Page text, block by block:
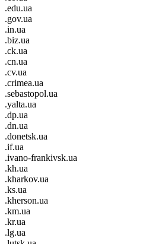
.edu.ua
.gov.ua
.in.ua
.biz.ua
.ck.ua
.cn.ua
.cv.ua
.crimea.ua
.sebastopol.ua
.yalta.ua
.dp.ua
.dn.ua
.donetsk.ua
.if.ua
.ivano-frankivsk.ua
.kh.ua
.kharkov.ua
.ks.ua
.kherson.ua
.km.ua
.kr.ua
.lg.ua